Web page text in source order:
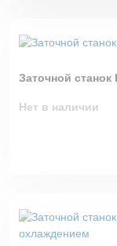
Заточной станок
Нет в наличии